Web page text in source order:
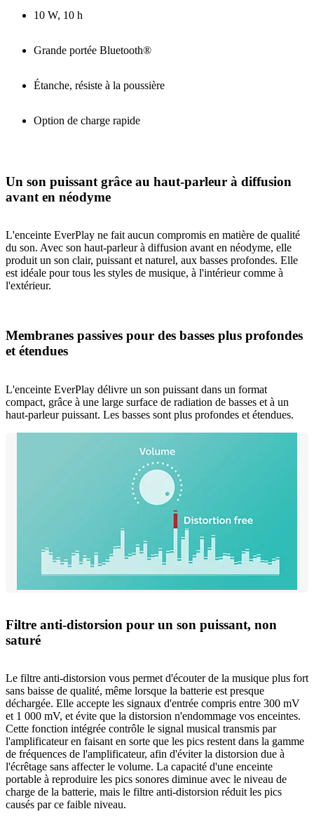
10 W, 10 h
Grande portée Bluetooth®
Étanche, résiste à la poussière
Option de charge rapide
Un son puissant grâce au haut-parleur à diffusion
avant en néodyme
L'enceinte EverPlay ne fait aucun compromis en matière de qualité
du son. Avec son haut-parleur à diffusion avant en néodyme, elle
produit un son clair, puissant et naturel, aux basses profondes. Elle
est idéale pour tous les styles de musique, à l'intérieur comme à
l'extérieur.
Membranes passives pour des basses plus profondes
et étendues
L'enceinte EverPlay délivre un son puissant dans un format
compact, grâce à une large surface de radiation de basses et à un
haut-parleur puissant. Les basses sont plus profondes et étendues.
Filtre anti-distorsion pour un son puissant, non
saturé
Le filtre anti-distorsion vous permet d'écouter de la musique plus fort
sans baisse de qualité, même lorsque la batterie est presque
déchargée. Elle accepte les signaux d'entrée compris entre 300 mV
et 1 000 mV, et évite que la distorsion n'endommage vos enceintes.
Cette fonction intégrée contrôle le signal musical transmis par
l'amplificateur en faisant en sorte que les pics restent dans la gamme
de fréquences de l'amplificateur, afin d'éviter la distorsion due à
l'écrêtage sans affecter le volume. La capacité d'une enceinte
portable à reproduire les pics sonores diminue avec le niveau de
charge de la batterie, mais le filtre anti-distorsion réduit les pics
causés par ce faible niveau.